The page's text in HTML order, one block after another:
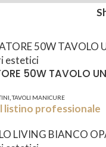
50W TAVOLO
TAVOLI MANICURE
listino professionale